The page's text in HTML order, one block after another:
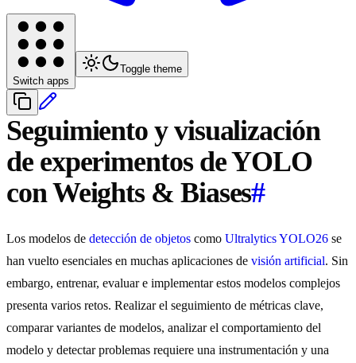
Switch apps
Toggle theme
Seguimiento y visualización
de experimentos de YOLO
con Weights & Biases#
Los modelos de detección de objetos como Ultralytics YOLO26 se
han vuelto esenciales en muchas aplicaciones de visión artificial. Sin
embargo, entrenar, evaluar e implementar estos modelos complejos
presenta varios retos. Realizar el seguimiento de métricas clave,
comparar variantes de modelos, analizar el comportamiento del
modelo y detectar problemas requiere una instrumentación y una